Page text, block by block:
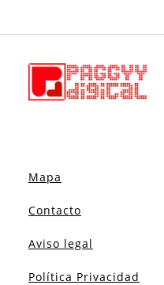
Mapa
Contacto
Aviso legal
Política Privacidad